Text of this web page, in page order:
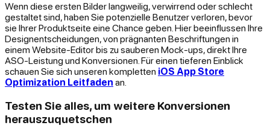
Wenn diese ersten Bilder langweilig, verwirrend oder schlecht
gestaltet sind, haben Sie potenzielle Benutzer verloren, bevor
sie Ihrer Produktseite eine Chance geben. Hier beeinflussen Ihre
Designentscheidungen, von prägnanten Beschriftungen in
einem Website-Editor bis zu sauberen Mock-ups, direkt Ihre
ASO-Leistung und Konversionen. Für einen tieferen Einblick
schauen Sie sich unseren kompletten iOS App Store
Optimization Leitfaden an.
Testen Sie alles, um weitere Konversionen
herauszuquetschen